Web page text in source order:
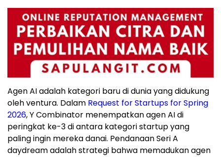
Agen AI adalah kategori baru di dunia yang didukung
oleh ventura. Dalam Request for Startups for Spring
2026, Y Combinator menempatkan agen AI di
peringkat ke-3 di antara kategori startup yang
paling ingin mereka danai. Pendanaan Seri A
daydream adalah strategi bahwa memadukan agen